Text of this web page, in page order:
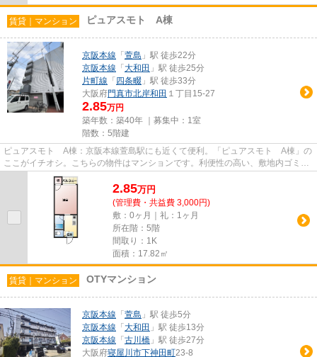
賃貸｜マンション ピュアスモト A棟
京阪本線 「 萱島 」駅 徒歩22分
京阪本線 「 大和田 」駅 徒歩25分
片町線 「 四条畷 」駅 徒歩33分
大阪府門真市北岸和田 １丁目15-27
2.85万円
築年数：築40年 ｜募集中： 1室
階数：5階建
ピュアスモト A棟：京阪本線萱島駅にも近くて便利。「ピュアスモト A棟」の
ここがイチオシ。こちらの物件はマンションです。利便性の高い、敷地内ゴミ置
き場が付いています。当社ス...
2.85万円
(管理費・共益費 3,000円)
敷：0ヶ月｜礼：1ヶ月
所在階：5階
間取り：1K
面積：17.82㎡
賃貸｜マンション OTYマンション
京阪本線 「 萱島 」駅 徒歩5分
京阪本線 「 大和田 」駅 徒歩13分
京阪本線 「 古川橋 」駅 徒歩27分
大阪府寝屋川市下神田町23-8